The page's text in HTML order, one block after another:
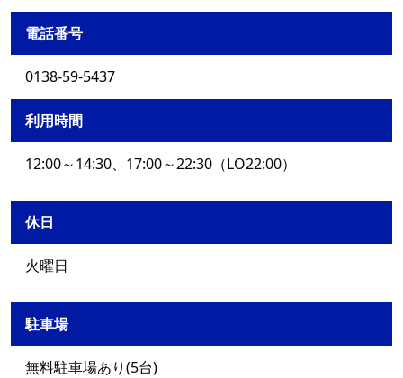
電話番号
0138-59-5437
利用時間
12:00～14:30、17:00～22:30（LO22:00）
休日
火曜日
駐車場
無料駐車場あり(5台)